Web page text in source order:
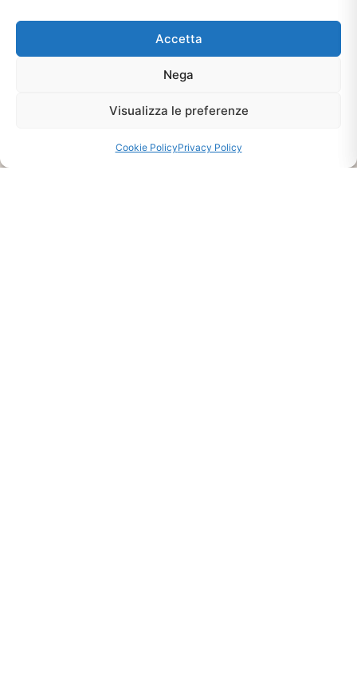
Accetta
Nega
Visualizza le preferenze
Cookie PolicyPrivacy Policy
Ti interessa?
Disponibilità Sul Prodotto